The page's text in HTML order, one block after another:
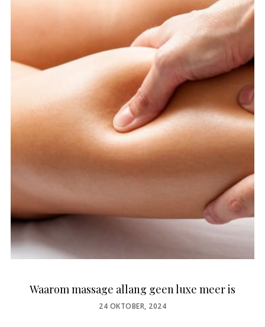
Waarom massage allang geen luxe meer is
POSTED
24 OKTOBER, 2024